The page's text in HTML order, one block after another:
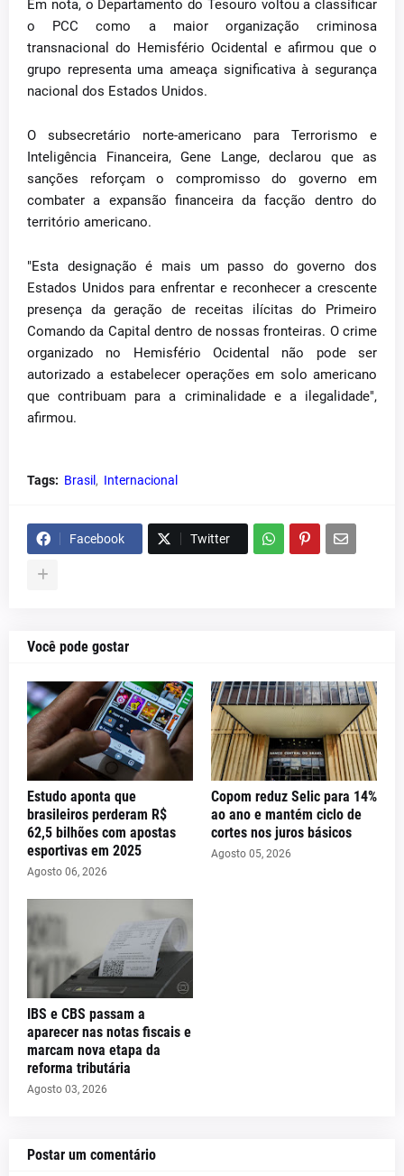
Em nota, o Departamento do Tesouro voltou a classificar
o PCC como a maior organização criminosa
transnacional do Hemisfério Ocidental e afirmou que o
grupo representa uma ameaça significativa à segurança
nacional dos Estados Unidos.
O subsecretário norte-americano para Terrorismo e
Inteligência Financeira, Gene Lange, declarou que as
sanções reforçam o compromisso do governo em
combater a expansão financeira da facção dentro do
território americano.
"Esta designação é mais um passo do governo dos
Estados Unidos para enfrentar e reconhecer a crescente
presença da geração de receitas ilícitas do Primeiro
Comando da Capital dentro de nossas fronteiras. O crime
organizado no Hemisfério Ocidental não pode ser
autorizado a estabelecer operações em solo americano
que contribuam para a criminalidade e a ilegalidade",
afirmou.
Tags: Brasil Internacional
Facebook Twitter
Você pode gostar
Estudo aponta que
brasileiros perderam R$
62,5 bilhões com apostas
esportivas em 2025
Agosto 06, 2026
Copom reduz Selic para 14%
ao ano e mantém ciclo de
cortes nos juros básicos
Agosto 05, 2026
IBS e CBS passam a
aparecer nas notas fiscais e
marcam nova etapa da
reforma tributária
Agosto 03, 2026
Postar um comentário